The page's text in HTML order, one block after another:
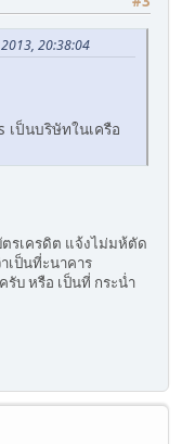
20:38:04
ป็นบริษัทในเครือ
รเครดิต แจ้งไม่มห้ตัด
เป็นที่ะนาคาร
บ หรือ เป็นที่ กระน่ำ